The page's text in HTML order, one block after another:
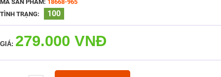
MÃ SẢN PHẨM: 18668-965
TÌNH TRẠNG:
100
GIÁ: 279.000 VNĐ